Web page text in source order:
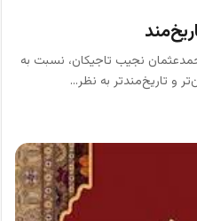
نجیب تاجیکان، نسبت به
و تاریخ‌مندتر به نظر…